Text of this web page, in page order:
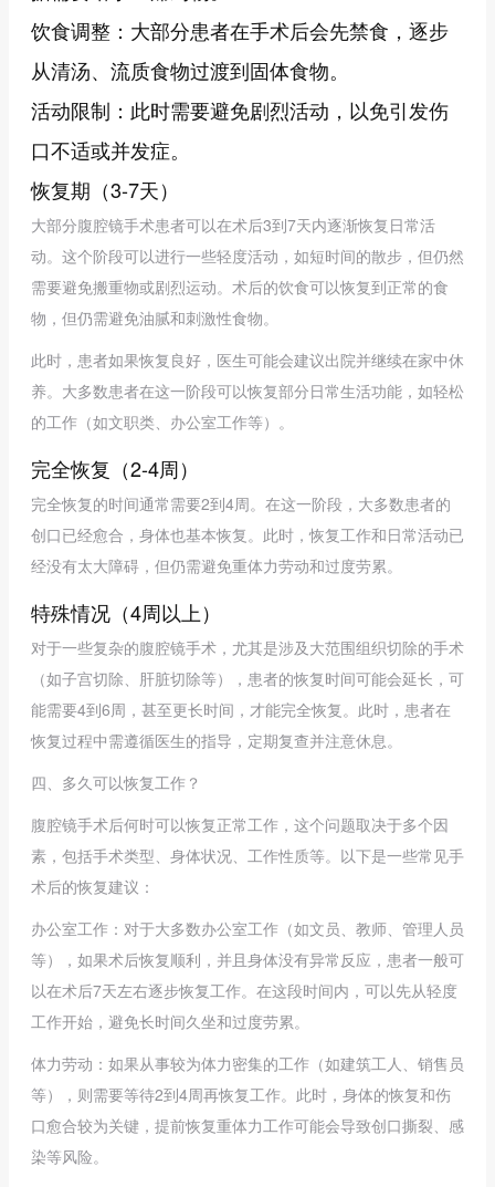
饮食调整：大部分患者在手术后会先禁食，逐步
从清汤、流质食物过渡到固体食物。
活动限制：此时需要避免剧烈活动，以免引发伤
口不适或并发症。
恢复期（3-7天）
大部分腹腔镜手术患者可以在术后3到7天内逐渐恢复日常活
动。这个阶段可以进行一些轻度活动，如短时间的散步，但仍然
需要避免搬重物或剧烈运动。术后的饮食可以恢复到正常的食
物，但仍需避免油腻和刺激性食物。
此时，患者如果恢复良好，医生可能会建议出院并继续在家中休
养。大多数患者在这一阶段可以恢复部分日常生活功能，如轻松
的工作（如文职类、办公室工作等）。
完全恢复（2-4周）
完全恢复的时间通常需要2到4周。在这一阶段，大多数患者的
创口已经愈合，身体也基本恢复。此时，恢复工作和日常活动已
经没有太大障碍，但仍需避免重体力劳动和过度劳累。
特殊情况（4周以上）
对于一些复杂的腹腔镜手术，尤其是涉及大范围组织切除的手术
（如子宫切除、肝脏切除等），患者的恢复时间可能会延长，可
能需要4到6周，甚至更长时间，才能完全恢复。此时，患者在
恢复过程中需遵循医生的指导，定期复查并注意休息。
四、多久可以恢复工作？
腹腔镜手术后何时可以恢复正常工作，这个问题取决于多个因
素，包括手术类型、身体状况、工作性质等。以下是一些常见手
术后的恢复建议：
办公室工作：对于大多数办公室工作（如文员、教师、管理人员
等），如果术后恢复顺利，并且身体没有异常反应，患者一般可
以在术后7天左右逐步恢复工作。在这段时间内，可以先从轻度
工作开始，避免长时间久坐和过度劳累。
体力劳动：如果从事较为体力密集的工作（如建筑工人、销售员
等），则需要等待2到4周再恢复工作。此时，身体的恢复和伤
口愈合较为关键，提前恢复重体力工作可能会导致创口撕裂、感
染等风险。